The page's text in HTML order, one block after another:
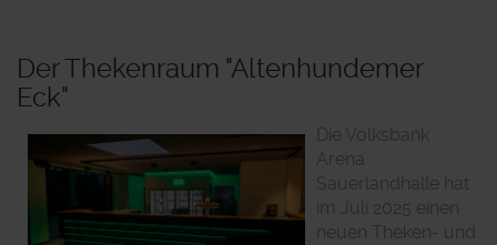
Der Thekenraum "Altenhundemer
Eck"
Die Volksbank
Arena
Sauerlandhalle hat
im Juli 2025 einen
neuen Theken- und